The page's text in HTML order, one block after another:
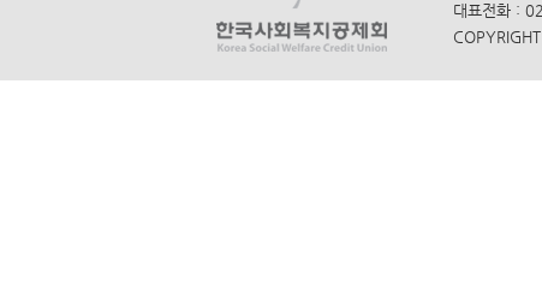
대표전화 :